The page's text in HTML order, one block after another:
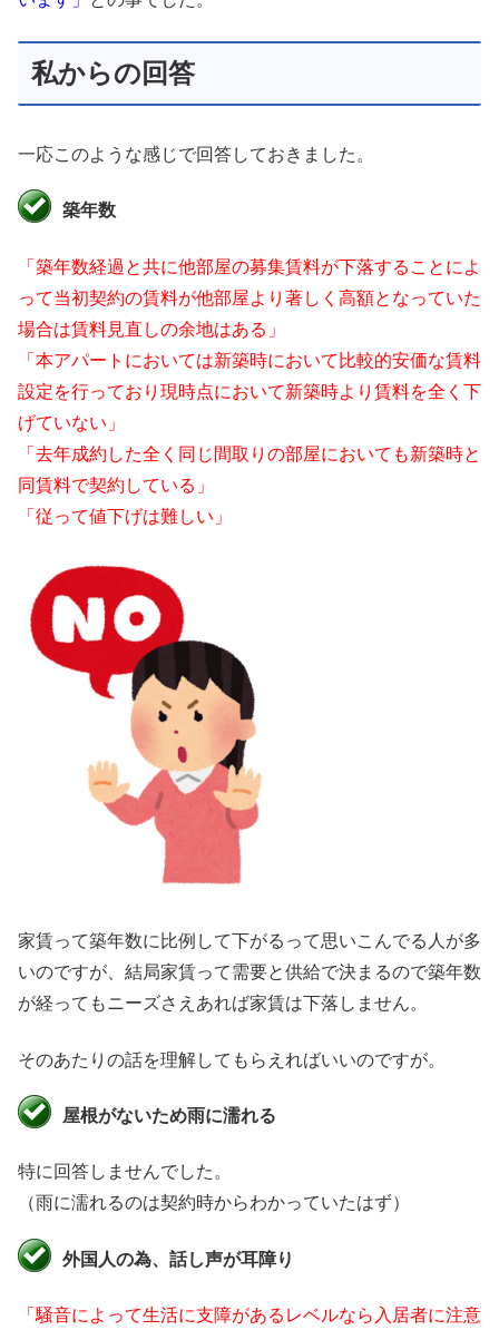
私からの回答
一応このような感じで回答しておきました。
築年数
「築年数経過と共に他部屋の募集賃料が下落することによ
って当初契約の賃料が他部屋より著しく高額となっていた
場合は賃料見直しの余地はある」
「本アパートにおいては新築時において比較的安価な賃料
設定を行っており現時点において新築時より賃料を全く下
げていない」
「去年成約した全く同じ間取りの部屋においても新築時と
同賃料で契約している」
「従って値下げは難しい」
家賃って築年数に比例して下がるって思いこんでる人が多
いのですが、結局家賃って需要と供給で決まるので築年数
が経ってもニーズさえあれば家賃は下落しません。
そのあたりの話を理解してもらえればいいのですが。
屋根がないため雨に濡れる
特に回答しませんでした。
（雨に濡れるのは契約時からわかっていたはず）
外国人の為、話し声が耳障り
「騒音によって生活に支障があるレベルなら入居者に注意